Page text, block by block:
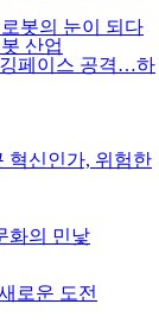
봇의 눈이 되다
산업
페이스 공격…하
혁신인가, 위험한
화의 민낯
로운 도전